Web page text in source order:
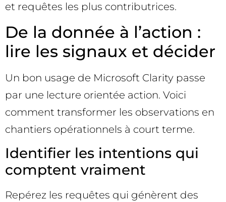
et requêtes les plus contributrices.
De la donnée à l’action :
lire les signaux et décider
Un bon usage de Microsoft Clarity passe
par une lecture orientée action. Voici
comment transformer les observations en
chantiers opérationnels à court terme.
Identifier les intentions qui
comptent vraiment
Repérez les requêtes qui génèrent des